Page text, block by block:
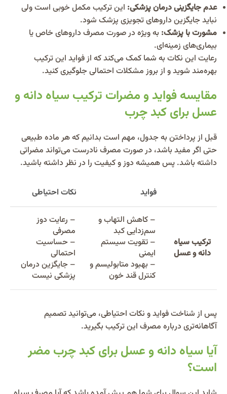
عدم جایگزینی درمان پزشکی: این ترکیب مکمل خوبی است ولی
نباید جایگزین داروهای تجویزی پزشک شود.
مشورت با پزشک: به ویژه در صورت مصرف داروهای خاص یا
بیماری‌های زمینه‌ای.
رعایت این نکات به شما کمک می‌کند که از فواید این ترکیب
بهره‌مند شوید و از بروز مشکلات احتمالی جلوگیری کنید.
مقایسه فواید و مضرات ترکیب سیاه دانه و
عسل برای کبد چرب
قبل از پرداختن به جدول، مهم است بدانیم که هر ماده طبیعی
حتی اگر مفید باشد، در صورت مصرف نادرست می‌تواند مضراتی
داشته باشد. پس همیشه دوز و کیفیت را در نظر داشته باشید.
فواید نکات احتیاطی
ترکیب سیاه
دانه و عسل
– کاهش التهاب و
سم‌زدایی کبد
– تقویت سیستم
ایمنی
– بهبود متابولیسم و
کنترل قند خون
– رعایت دوز
مصرفی
– حساسیت
احتمالی
– جایگزین درمان
پزشکی نیست
پس از شناخت فواید و نکات احتیاطی، می‌توانید تصمیم
آگاهانه‌تری درباره مصرف این ترکیب بگیرید.
آیا سیاه دانه و عسل برای کبد چرب مضر
است؟